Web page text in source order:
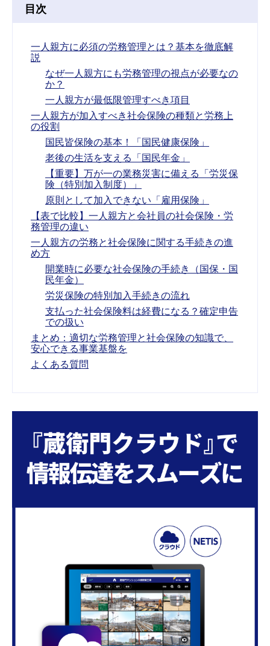
目次
一人親方に必須の労務管理とは？基本を徹底解
説
なぜ一人親方にも労務管理の視点が必要なの
か？
一人親方が最低限管理すべき項目
一人親方が加入すべき社会保険の種類と労務上
の役割
国民皆保険の基本！「国民健康保険」
老後の生活を支える「国民年金」
【重要】万が一の業務災害に備える「労災保
険（特別加入制度）」
原則として加入できない「雇用保険」
【表で比較】一人親方と会社員の社会保険・労
務管理の違い
一人親方の労務と社会保険に関する手続きの進
め方
開業時に必要な社会保険の手続き（国保・国
民年金）
労災保険の特別加入手続きの流れ
支払った社会保険料は経費になる？確定申告
での扱い
まとめ：適切な労務管理と社会保険の知識で、
安心できる事業基盤を
よくある質問